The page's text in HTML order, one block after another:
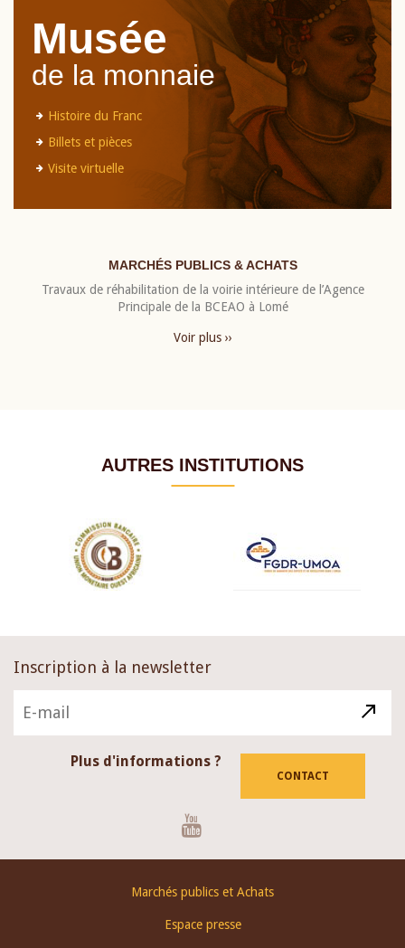
Musée
de la monnaie
Histoire du Franc
Billets et pièces
Visite virtuelle
MARCHÉS PUBLICS & ACHATS
Travaux de réhabilitation de la voirie intérieure de l’Agence
Principale de la BCEAO à Lomé
Voir plus ››
AUTRES INSTITUTIONS
Inscription à la newsletter
Plus d'informations ?
CONTACT
Marchés publics et Achats
Espace presse